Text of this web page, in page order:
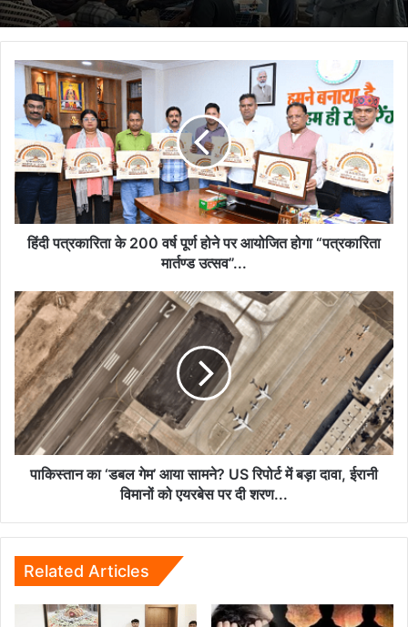
हिंदी
पत्रकारिता
200
वर्ष
पूर्ण
होने
पर
आयोजित
होगा
उत्सव”...
हिंदी पत्रकारिता के 200 वर्ष पूर्ण होने पर आयोजित होगा “पत्रकारिता
मार्तण्ड उत्सव”...
पाकिस्तान
का
‘डबल
गेम’
आया
सामने?
US
रिपोर्ट
में
विमानों
एयरबेस
पर
दी
शरण...
पाकिस्तान का ‘डबल गेम’ आया सामने? US रिपोर्ट में बड़ा दावा, ईरानी
विमानों को एयरबेस पर दी शरण...
Related Articles